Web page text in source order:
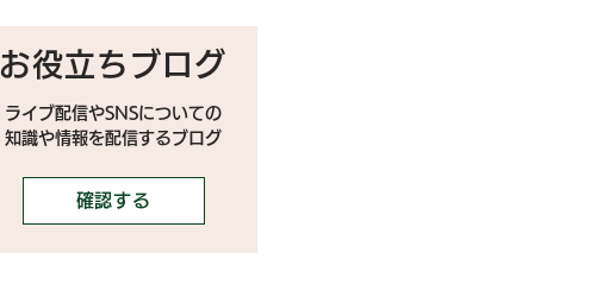
お役立ちブログ
ライブ配信やSNSについての
​知識や情報を配信するブログ
確認する